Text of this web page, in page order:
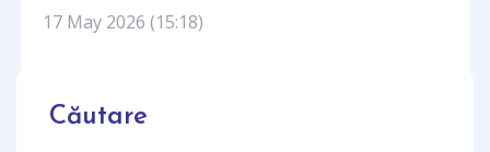
17 May 2026 (15:18)
Căutare